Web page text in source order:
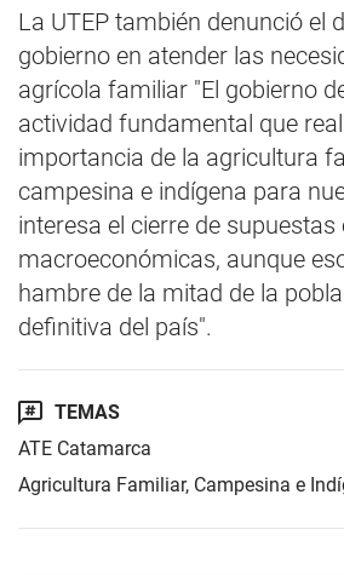
La UTEP también denunció el
gobierno en atender las
agrícola familiar "El gobierno
actividad fundamental que
importancia de la agricultura
campesina e indígena para
interesa el cierre de supuestas
macroeconómicas, aunque
hambre de la mitad de la
definitiva del país".
TEMAS
ATE Catamarca
Agricultura Familiar, Campesina e